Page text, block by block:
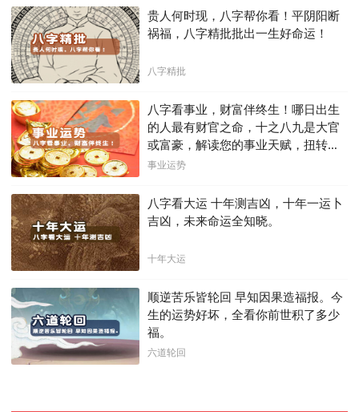
贵人何时现，八字帮你看！平阴阳断
祸福，八字精批批出一生好命运！
八字精批
八字看事业，财富伴终生！哪日出生
的人最有财官之命，十之八九是大官
或富豪，解读您的事业天赋，扭转当
下不利困局！！
事业运势
八字看大运 十年测吉凶，十年一运卜
吉凶，未来命运全知晓。
十年大运
顺逆苦乐皆轮回 早知因果造福报。今
生的运势好坏，全看你前世积了多少
福。
六道轮回